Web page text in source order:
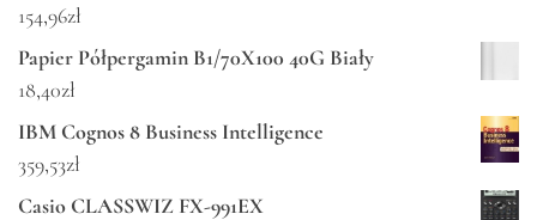
154,96zł
Papier Półpergamin B1/70X100 40G Biały
18,40zł
IBM Cognos 8 Business Intelligence
359,53zł
Casio CLASSWIZ FX-991EX